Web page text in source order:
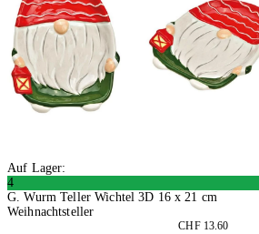
Auf Lager:
4
G. Wurm Teller Wichtel 3D 16 x 21 cm
Weihnachtsteller
CHF 13.60